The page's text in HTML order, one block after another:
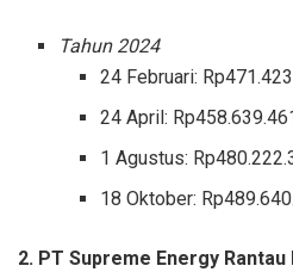
Tahun 2024
24 Februari:
24 April:
1 Agustus:
18 Oktober:
2. PT Supreme Energy Rantau